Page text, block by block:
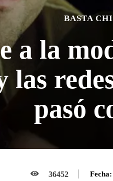
BASTA
a la
pasó
36452 Fecha: